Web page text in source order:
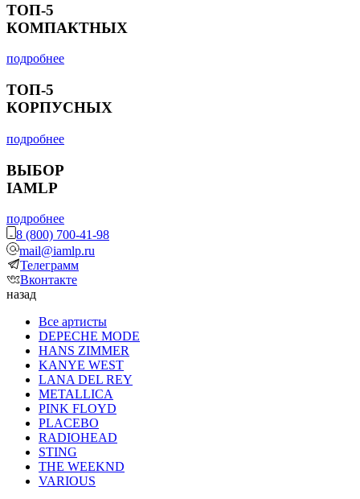
ТОП-5
КОМПАКТНЫХ
подробнее
ТОП-5
КОРПУСНЫХ
подробнее
ВЫБОР
IAMLP
подробнее
8 (800) 700-41-98
mail@iamlp.ru
Телеграмм
Вконтакте
назад
Все артисты
DEPECHE MODE
HANS ZIMMER
KANYE WEST
LANA DEL REY
METALLICA
PINK FLOYD
PLACEBO
RADIOHEAD
STING
THE WEEKND
VARIOUS